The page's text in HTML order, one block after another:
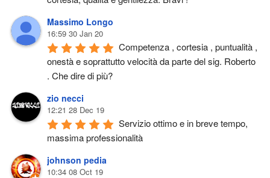
Massimo Longo
16:59 30 Jan 20
Competenza , cortesia , puntualità ,
onestà e soprattutto velocità da parte del sig. Roberto
. Che dire di più?
zio necci
12:21 28 Dec 19
Servizio ottimo e in breve tempo,
massima professionalità
johnson pedia
10:34 08 Oct 19